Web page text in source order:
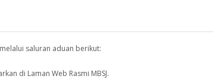
saluran aduan berikut:
di Laman Web Rasmi MBSJ.